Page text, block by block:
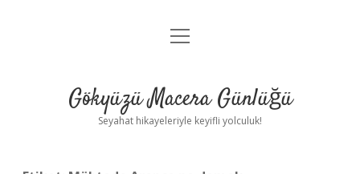
Anasayfa
Yasal Uyarı
menüyü
Gökyüzü Macera Günlüğü
Seyahat hikayeleriyle keyifli yolculuk!